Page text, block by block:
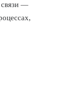
связи —